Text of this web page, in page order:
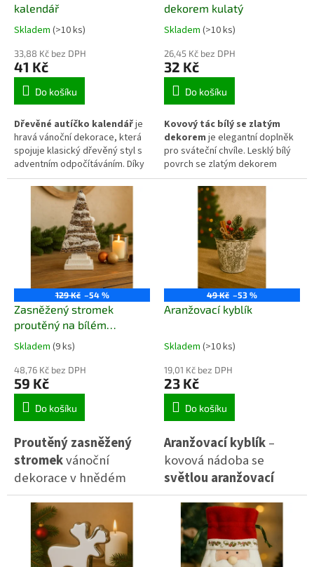
kalendář
Skladem (>10 ks)
33,88 Kč bez DPH
41 Kč
Do košíku
Dřevěné autíčko kalendářje
hravá vánoční dekorace, která
spojuje klasický dřevěný styl s
adventním odpočítáváním. Díky
dvěma kostkám s čísly lze
každý den nastavovat aktuální
datum až do Štědrého dne.
Autíčko má příjemné červené
tónování, jednoduché linie a
působí teple a nostalgicky.
Skvěle doplní zimní aranžmá,
dětský pokoj nebo sváteční
výzdobu na policích či komodě.
dekorem kulatý
Skladem (>10 ks)
26,45 Kč bez DPH
32 Kč
Do košíku
Kovový tác bílý se zlatým
dekorem je elegantní doplněk
pro sváteční chvíle. Lesklý bílý
povrch se zlatým dekorem
působí decentně a slavnostně.
Tác je ideální pro servírování
cukroví, ovoce nebo drobných
dekorací. Díky pevné kovové
konstrukci a mělkému tvaru je
praktický a zároveň ozdobí váš
vánoční či slavnostní stůl.
129 Kč –54 %
Zasněžený stromek
proutěný na bílém
podstavci
Skladem (9 ks)
48,76 Kč bez DPH
59 Kč
Do košíku
Proutěný zasněžený
stromekvánoční
dekorace v hnědém
provedení se sněhovým
efektem, umístěná na
bílém dřevěném
podstavci. Stylový
49 Kč –53 %
Aranžovací kyblík
Skladem (>10 ks)
19,01 Kč bez DPH
23 Kč
Do košíku
Aranžovací kyblík–
kovová nádoba se
světlou aranžovací
hmotou, ideální pro
tvorbu květinových a
svátečních aranžmá. 🌸
Praktický doplněk pro